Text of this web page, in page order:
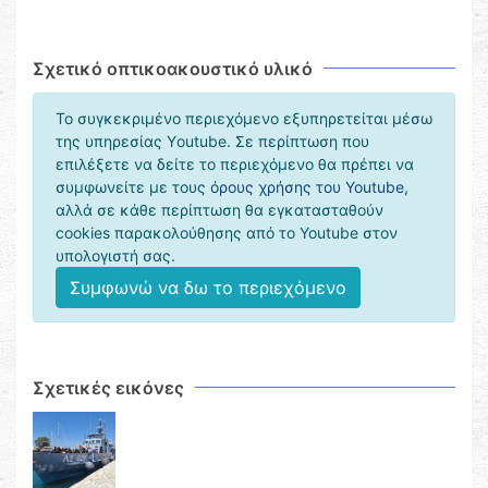
Σχετικό οπτικοακουστικό υλικό
Το συγκεκριμένο περιεχόμενο εξυπηρετείται μέσω
της υπηρεσίας Υoutube. Σε περίπτωση που
επιλέξετε να δείτε το περιεχόμενο θα πρέπει να
συμφωνείτε με τους όρους χρήσης του Youtube,
αλλά σε κάθε περίπτωση θα εγκατασταθούν
cookies παρακολούθησης από το Youtube στον
υπολογιστή σας.
Συμφωνώ να δω το περιεχόμενο
Σχετικές εικόνες